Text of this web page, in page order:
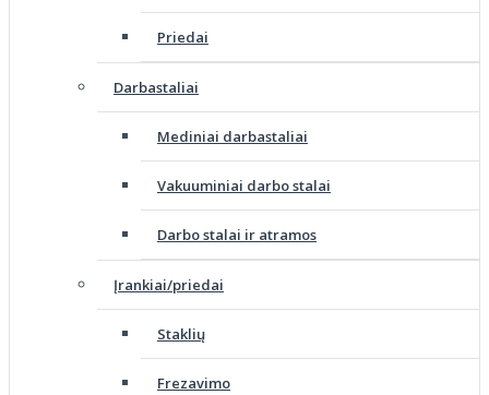
Priedai
Darbastaliai
Mediniai darbastaliai
Vakuuminiai darbo stalai
Darbo stalai ir atramos
Įrankiai/priedai
Staklių
Frezavimo